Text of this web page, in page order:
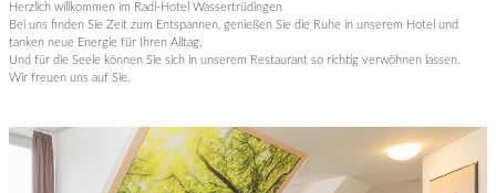
Herzlich willkommen im Radl-Hotel Wassertrüdingen
Bei uns finden Sie Zeit zum Entspannen, genießen Sie die Ruhe in unserem Hotel und
tanken neue Energie für Ihren Alltag.
Und für die Seele können Sie sich in unserem Restaurant so richtig verwöhnen lassen.
Wir freuen uns auf Sie.